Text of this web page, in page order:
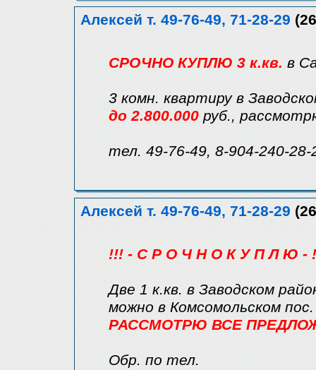
Алексей т. 49-76-49, 71-28-29
СРОЧНО КУПЛЮ 3 к.кв. в
3 комн. квартиру в
до 2.800.000 руб.,
тел. 49-76-49, 8-904-240-28-
Алексей т. 49-76-49, 71-28-29
!!! - С Р О Ч Н О К У П Л Ю -
Две 1 к.кв. в Заводском
можно в Комсомольском пос.
РАССМОТРЮ ВСЕ
Обр. по тел.